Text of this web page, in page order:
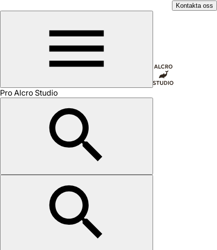
Kontakta oss
Pro Alcro Studio